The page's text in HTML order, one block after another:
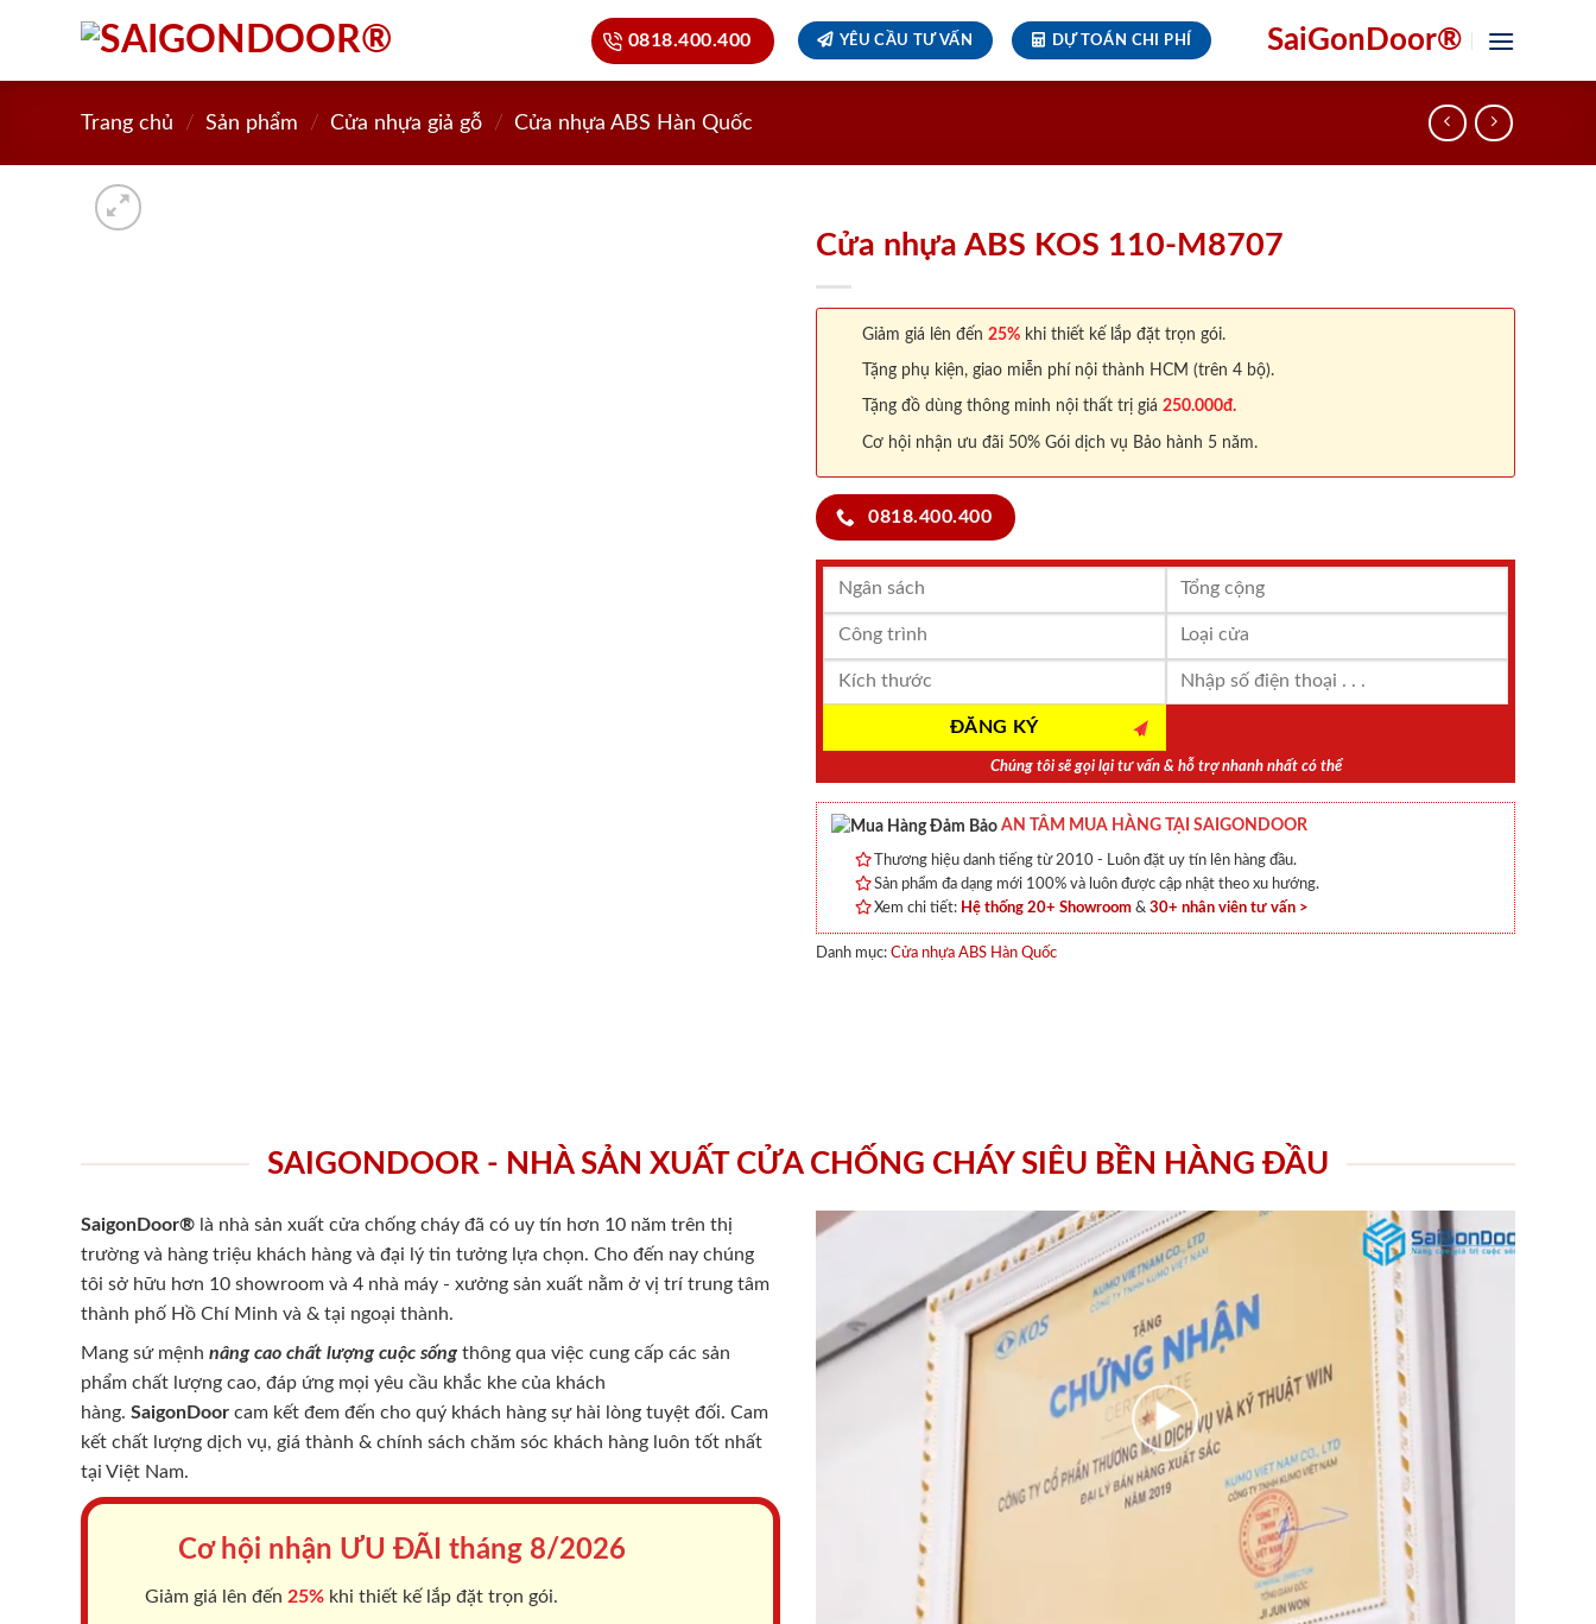
0818.400.400 YÊU CẦU TƯ VẤN DỰ TOÁN CHI PHÍ SaiGonDoor®
Trang chủ / Sản phẩm / Cửa nhựa giả gỗ / Cửa nhựa ABS Hàn Quốc
Cửa nhựa ABS KOS 110-M8707
Giảm giá lên đến 25% khi thiết kế lắp đặt trọn gói.
Tặng phụ kiện, giao miễn phí nội thành HCM (trên 4 bộ).
Tặng đồ dùng thông minh nội thất trị giá 250.000đ.
Cơ hội nhận ưu đãi 50% Gói dịch vụ Bảo hành 5 năm.
0818.400.400
Chúng tôi sẽ gọi lại tư vấn & hỗ trợ nhanh nhất có thể
AN TÂM MUA HÀNG TẠI SAIGONDOOR
Thương hiệu danh tiếng từ 2010 - Luôn đặt uy tín lên hàng đầu.
Sản phẩm đa dạng mới 100% và luôn được cập nhật theo xu hướng.
Xem chi tiết: Hệ thống 20+ Showroom & 30+ nhân viên tư vấn >
Danh mục: Cửa nhựa ABS Hàn Quốc
SAIGONDOOR - NHÀ SẢN XUẤT CỬA CHỐNG CHÁY SIÊU BỀN HÀNG ĐẦU
SaigonDoor® là nhà sản xuất cửa chống cháy đã có uy tín hơn 10 năm trên thị
trường và hàng triệu khách hàng và đại lý tin tưởng lựa chọn. Cho đến nay chúng
tôi sở hữu hơn 10 showroom và 4 nhà máy - xưởng sản xuất nằm ở vị trí trung tâm
thành phố Hồ Chí Minh và & tại ngoại thành.
Mang sứ mệnh nâng cao chất lượng cuộc sốngthông qua việc cung cấp các sản
phẩm chất lượng cao, đáp ứng mọi yêu cầu khắc khe của khách
hàng. SaigonDoor cam kết đem đến cho quý khách hàng sự hài lòng tuyệt đối. Cam
kết chất lượng dịch vụ, giá thành & chính sách chăm sóc khách hàng luôn tốt nhất
tại Việt Nam.
Cơ hội nhận ƯU ĐÃI tháng 8/2026
Giảm giá lên đến 25% khi thiết kế lắp đặt trọn gói.